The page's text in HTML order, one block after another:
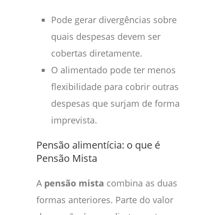
Pode gerar divergências sobre
quais despesas devem ser
cobertas diretamente.
O alimentado pode ter menos
flexibilidade para cobrir outras
despesas que surjam de forma
imprevista.
Pensão alimentícia: o que é
Pensão Mista
A pensão mista combina as duas
formas anteriores. Parte do valor